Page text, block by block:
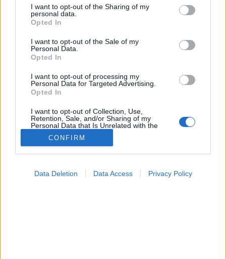
not limited to your visit or usage behaviour. You may click to
grant or deny consent to Google and its third-party tags to
use your data for below specified purposes in below Google
consent section.
I want to opt-out of the Sharing of my
personal data.
Opted In
I want to opt-out of the Sale of my
Personal Data.
Opted In
I want to opt-out of processing my
Personal Data for Targeted Advertising.
Opted In
I want to opt-out of Collection, Use,
Retention, Sale, and/or Sharing of my
Personal Data that Is Unrelated with the
Purposes for which it was collected.
Opted Out
CONFIRM
Data Deletion Data Access Privacy Policy